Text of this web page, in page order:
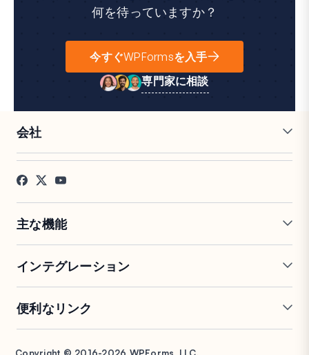
何を待っていますか？
今すぐWPFormsを入手
専門家に相談
会社
採用情報
お客様の声
プレス
アフィリエイト
主な機能
条件付きロジック
会話型フォーム
フォームランディングページ
エントリー管理
フォーム放棄
PDF生成
署名フォーム
スパム保護
インテグレーション
Google Sheets
Salesforce
HubSpot
Stripe
PayPal
便利なリンク
Copyright © 2016-2026 WPForms, LLC.